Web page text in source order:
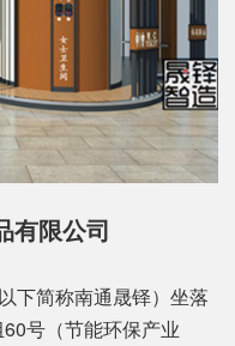
有限公司
下简称南通晟铎）坐落
号（节能环保产业